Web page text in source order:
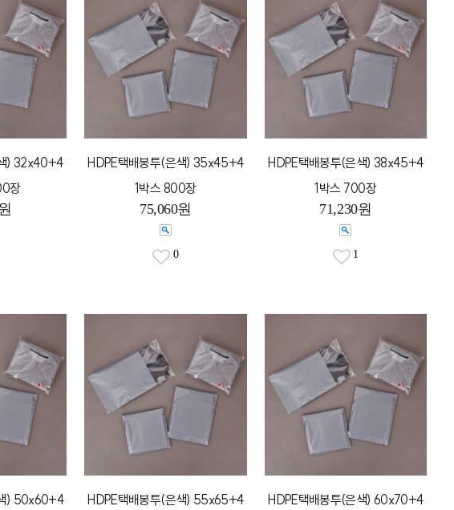
) 32x40+4
장
HDPE택배봉투(은색) 35x45+4
1박스 800장
75,060원
0
HDPE택배봉투(은색) 38x45+4
1박스 700장
71,230원
1
) 50x60+4
HDPE택배봉투(은색) 55x65+4
HDPE택배봉투(은색) 60x70+4